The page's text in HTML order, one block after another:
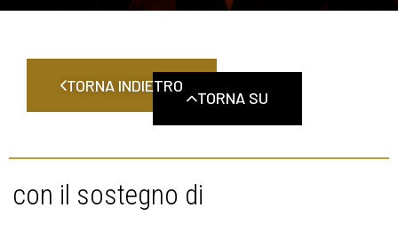
TORNA INDIETRO
TORNA SU
con il sostegno di